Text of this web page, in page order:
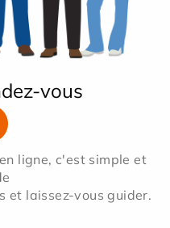
vous
ligne, c'est simple et
et laissez-vous guider.